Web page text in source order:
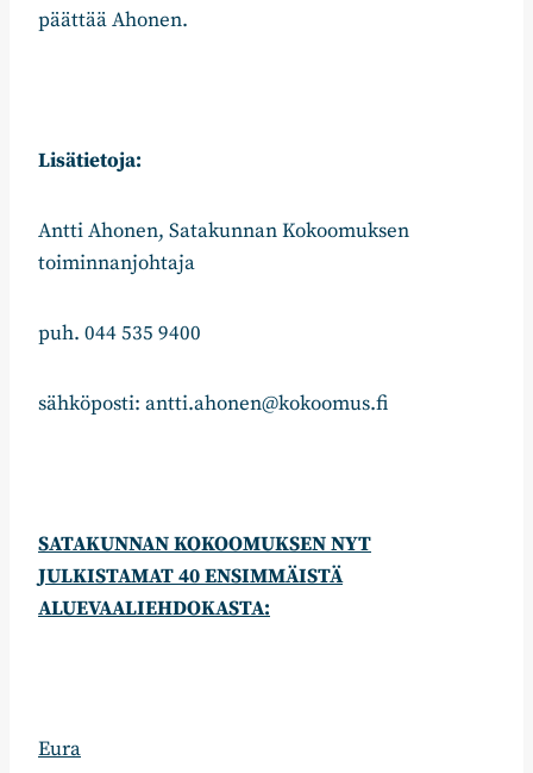
päättää Ahonen.
Lisätietoja:
Antti Ahonen, Satakunnan Kokoomuksen
toiminnanjohtaja
puh. 044 535 9400
sähköposti: antti.ahonen@kokoomus.fi
SATAKUNNAN KOKOOMUKSEN NYT
JULKISTAMAT 40 ENSIMMÄISTÄ
ALUEVAALIEHDOKASTA:
Eura